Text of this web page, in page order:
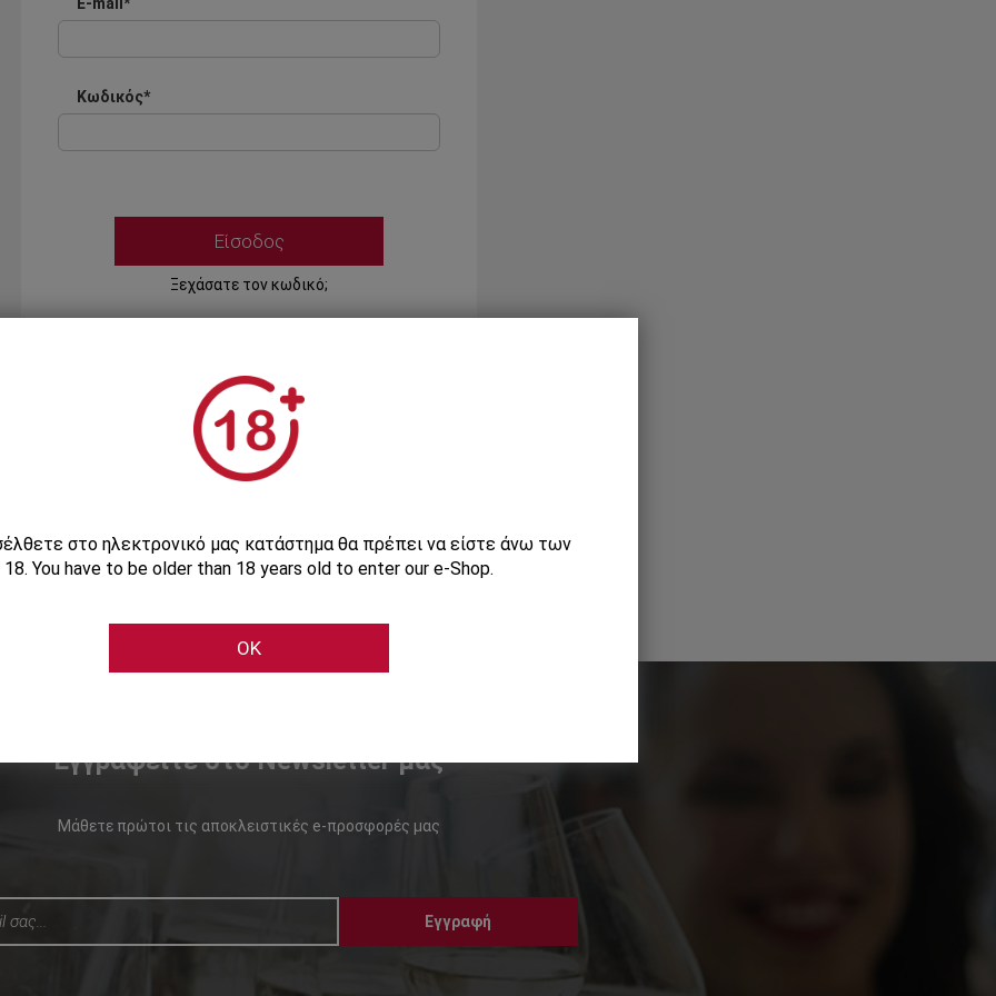
Κωδικός*
Ξεχάσατε τον κωδικό;
ΣΥΝΔΕΣΗ ΜΕ ...
Εγγραφείτε στο Newsletter μας
Μάθετε πρώτοι τις αποκλειστικές e-προσφορές μας
Εγγραφή
στο ηλεκτρονικό μας κατάστημα θα πρέπει να είστε άνω των
18. You have to be older than 18 years old to enter our e-Shop.
OK